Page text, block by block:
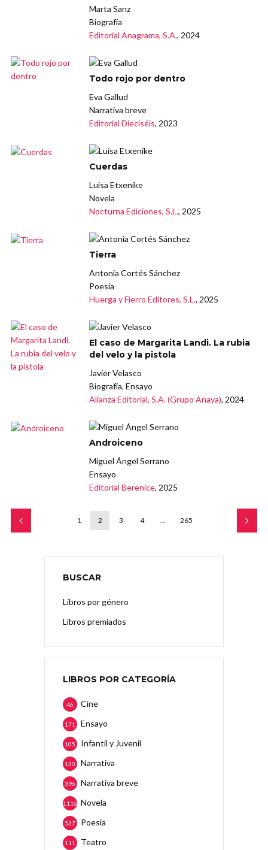
Marta Sanz
Biografía
Editorial Anagrama, S.A., 2024
Todo rojo por dentro
Eva Gallud
Narrativa breve
Editorial Dieciséis, 2023
Cuerdas
Luisa Etxenike
Novela
Nocturna Ediciones, S.L., 2025
Tierra
Antonia Cortés Sánchez
Poesía
Huerga y Fierro Editores, S.L., 2025
El caso de Margarita Landi. La rubia
del velo y la pistola
Javier Velasco
Biografía, Ensayo
Alianza Editorial, S.A. (Grupo Anaya), 2024
Androiceno
Miguel Ángel Serrano
Ensayo
Editorial Berenice, 2025
1 2 3 4 … 265
BUSCAR
Libros por género
Libros premiados
LIBROS POR CATEGORÍA
Cine
46
Ensayo
171
Infantil y Juvenil
105
Narrativa
120
Narrativa breve
396
Novela
1116
Poesía
537
Teatro
111